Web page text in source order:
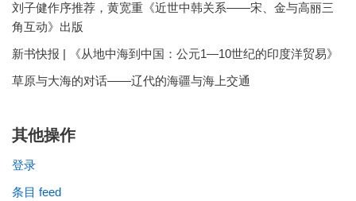
刘子健作序推荐，黄宽重《近世中韩关系——宋、金与高丽三
角互动》出版
新书快报 | 《从地中海到中国：公元1—10世纪的印度洋贸易》
草原与大海的对话——辽代的海疆与海上交通
其他操作
登录
条目 feed